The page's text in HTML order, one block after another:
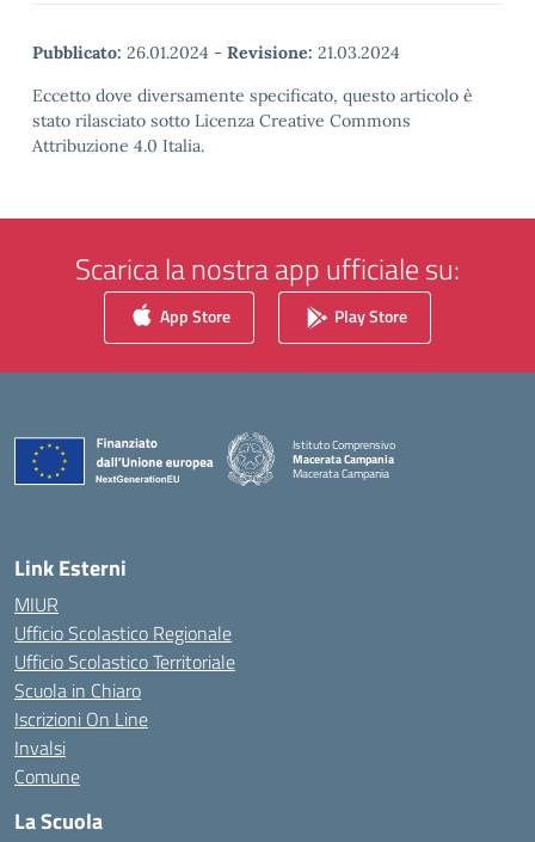
Pubblicato: 26.01.2024 - Revisione: 21.03.2024
Eccetto dove diversamente specificato, questo articolo è
stato rilasciato sotto Licenza Creative Commons
Attribuzione 4.0 Italia.
Scarica la nostra app ufficiale su:
App Store Play Store
Istituto Comprensivo
Macerata Campania
Macerata Campania
— Visita la pagina iniziale della scuola
Link Esterni
MIUR
Ufficio Scolastico Regionale
Ufficio Scolastico Territoriale
Scuola in Chiaro
Iscrizioni On Line
Invalsi
Comune
La Scuola